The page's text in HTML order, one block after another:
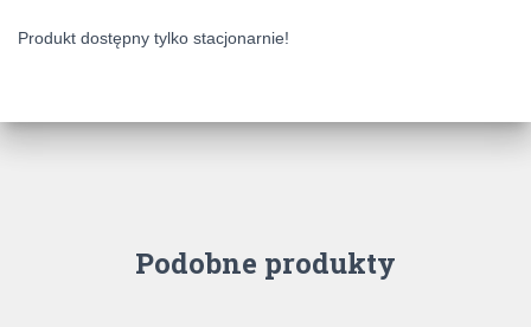
Produkt dostępny tylko stacjonarnie!
Podobne produkty